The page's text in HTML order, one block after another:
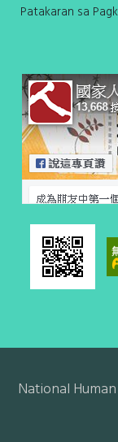
Patakaran sa
National